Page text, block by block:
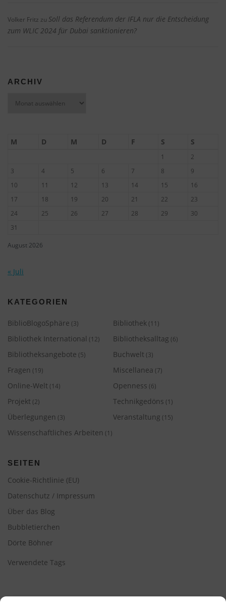
Volker Fritz zu Soll das Referendum der IFLA nur die Entscheidung
zum WLIC 2024 für Dubai sanktionieren?
ARCHIV
August 2026
M D M D F S S
1
2
3
4 5 6 7 8
9
10
11 12 13 14 15
16
17
18 19 20 21 22
23
24
25 26 27 28 29
30
31
« Juli
KATEGORIEN
BiblioBlogoSphäre (3) Bibliothek (11)
Bibliothek International (12) Bibliotheksalltag (6)
Bibliotheksangebote (5) Buchwelt (3)
Fragen (19) Miscellanea (7)
Online-Welt (14) Openness (6)
Projekt (2) Technikgedöns (1)
Überlegungen (3) Veranstaltung (15)
Wissenschaftliches Arbeiten (1)
SEITEN
Cookie-Richtlinie (EU)
Datenschutz / Impressum
Über das Blog
Bubbletierchen
Dörte Böhner
Verwendete Tags